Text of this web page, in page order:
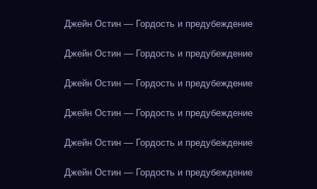
Джейн Остин — Гордость и предубеждение
Джейн Остин — Гордость и предубеждение
Джейн Остин — Гордость и предубеждение
Джейн Остин — Гордость и предубеждение
Джейн Остин — Гордость и предубеждение
Джейн Остин — Гордость и предубеждение